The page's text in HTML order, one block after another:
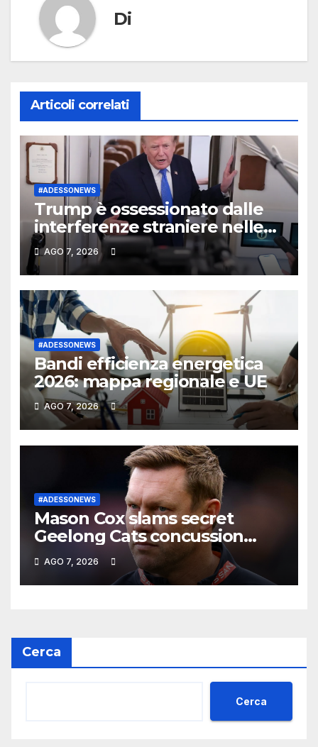
Di
Articoli correlati
#ADESSONEWS
Trump è ossessionato dalle
interferenze straniere nelle
elezioni americane
AGO 7, 2026
#ADESSONEWS
Bandi efficienza energetica
2026: mappa regionale e UE
AGO 7, 2026
#ADESSONEWS
Mason Cox slams secret
Geelong Cats concussion
deal, Hawthorn’s Sam
Mitchell addresses back door
agreement, latest news
AGO 7, 2026
Cerca
Cerca